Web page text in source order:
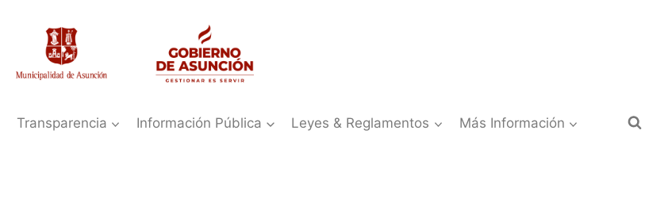
Transparencia Información Pública Leyes & Reglamentos Más Información